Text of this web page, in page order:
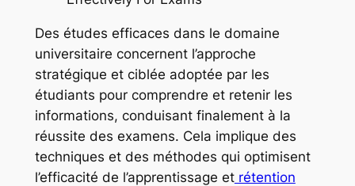
Des études efficaces dans le domaine
universitaire concernent l’approche
stratégique et ciblée adoptée par les
étudiants pour comprendre et retenir les
informations, conduisant finalement à la
réussite des examens. Cela implique des
techniques et des méthodes qui optimisent
l’efficacité de l’apprentissage etrétention